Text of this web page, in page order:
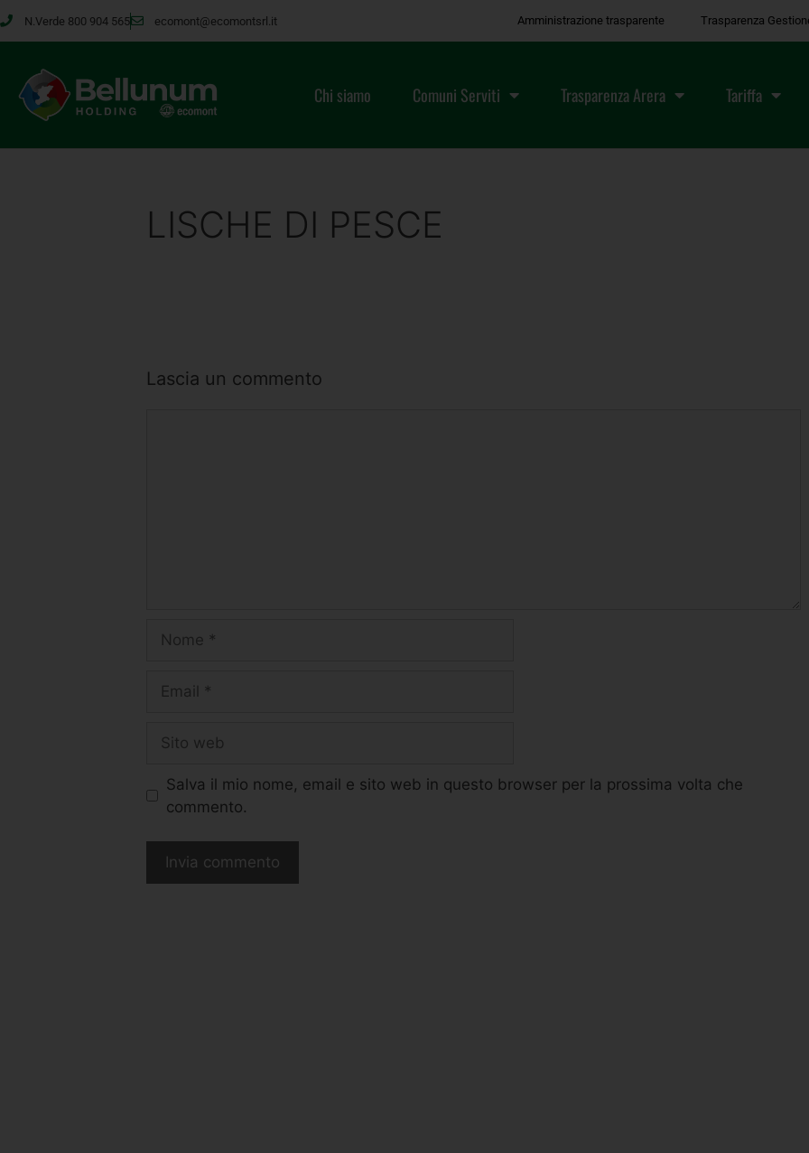
N.Verde 800 904 565 ecomont@ecomontsrl.it Amministrazione trasparente Trasparenza
Chi siamo Comuni Serviti Trasparenza Arera Tariffa
LISCHE DI PESCE
Lascia un commento
Salva il mio nome, email e sito web in questo browser per la prossima volta che
commento.